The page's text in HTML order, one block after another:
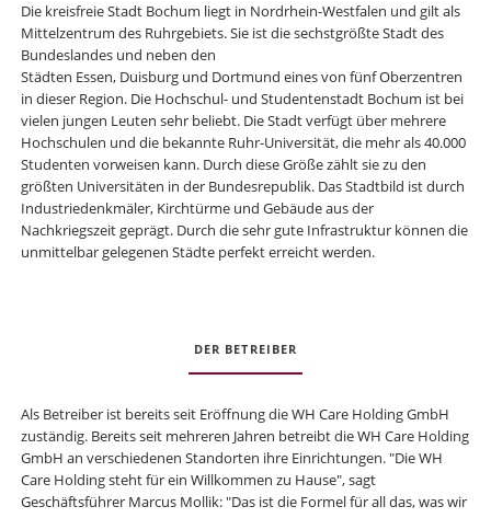
Die kreisfreie Stadt Bochum liegt in Nordrhein-Westfalen und gilt als
Mittelzentrum des Ruhrgebiets. Sie ist die sechstgrößte Stadt des
Bundeslandes und neben den
Städten Essen, Duisburg und Dortmund eines von fünf Oberzentren
in dieser Region. Die Hochschul- und Studentenstadt Bochum ist bei
vielen jungen Leuten sehr beliebt. Die Stadt verfügt über mehrere
Hochschulen und die bekannte Ruhr-Universität, die mehr als 40.000
Studenten vorweisen kann. Durch diese Größe zählt sie zu den
größten Universitäten in der Bundesrepublik. Das Stadtbild ist durch
Industriedenkmäler, Kirchtürme und Gebäude aus der
Nachkriegszeit geprägt. Durch die sehr gute Infrastruktur können die
unmittelbar gelegenen Städte perfekt erreicht werden.
DER BETREIBER
Als Betreiber ist bereits seit Eröffnung die WH Care Holding GmbH
zuständig. Bereits seit mehreren Jahren betreibt die WH Care Holding
GmbH an verschiedenen Standorten ihre Einrichtungen. "Die WH
Care Holding steht für ein Willkommen zu Hause", sagt
Geschäftsführer Marcus Mollik: "Das ist die Formel für all das, was wir